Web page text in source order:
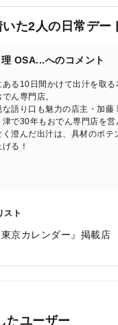
た2人の日常デー
OSA...へのコメント
ある10日間かけて出汁を取
ん専門店。
な語り口も魅力の店主・加藤
で30年もおでん専門店を営
く澄んだ出汁は、具材のポテ
る！
スト
東京カレンダー』掲載店
たユーザー